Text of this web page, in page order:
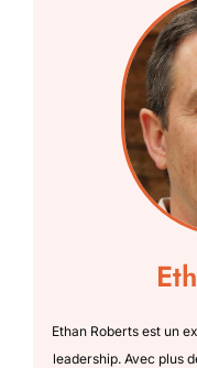
Ethan Roberts est un
leadership. Avec plus